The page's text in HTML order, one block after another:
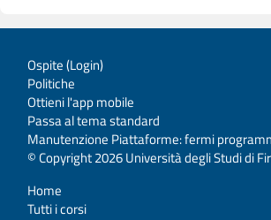
Ospite (Login)
Politiche
Ottieni l'app mobile
Passa al tema standard
Manutenzione Piattaforme: fermi
© Copyright 2026 Università degli Studi di
Home
Tutti i corsi